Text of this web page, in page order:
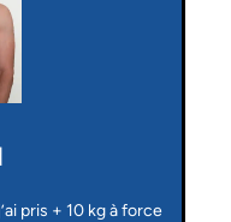
pris + 10 kg à force